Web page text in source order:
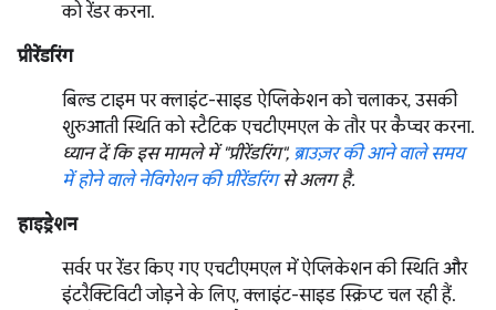
को रेंडर करना.
प्रीरेंडरिंग
बिल्ड टाइम पर क्लाइंट-साइड ऐप्लिकेशन को चलाकर, उसकी
शुरुआती स्थिति को स्टैटिक एचटीएमएल के तौर पर कैप्चर करना.
ध्यान दें कि इस मामले में "प्रीरेंडरिंग", ब्राउज़र की आने वाले समय
में होने वाले नेविगेशन की प्रीरेंडरिंगसे अलग है.
हाइड्रेशन
सर्वर पर रेंडर किए गए एचटीएमएल में ऐप्लिकेशन की स्थिति और
इंटरैक्टिविटी जोड़ने के लिए, क्लाइंट-साइड स्क्रिप्ट चल रही हैं.